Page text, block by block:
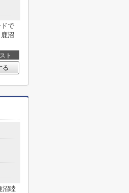
で
沼
ト
る
沼睦